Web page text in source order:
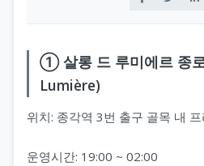
① 살롱 드 루미에르 종
Lumière)
위치: 종각역 3번 출구 골목 내
운영시간: 19:00 ~ 02:00